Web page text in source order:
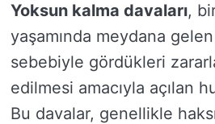
Yoksun kalma davaları,
yaşamında meydana
sebebiyle gördükleri
edilmesi amacıyla açılan
Bu davalar, genellikle